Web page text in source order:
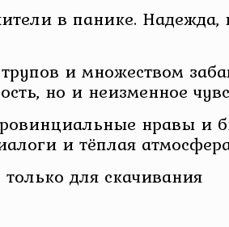
в панике. Надежда,
и множеством
но и неизменное
нравы и
и тёплая
для скачивания